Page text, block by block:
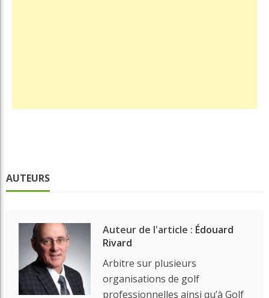
AUTEURS
Auteur de l'article : Édouard
Rivard
Arbitre sur plusieurs
organisations de golf
professionnelles ainsi qu’à Golf